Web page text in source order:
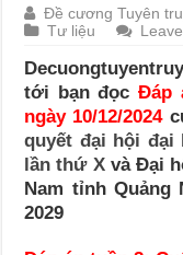
Đề cương Tuyên
Tư liệu
tới bạn đọcĐáp
ngày 10/12/2024
quyết đại hội đại
lần thứ Xvà Đại
Nam tỉnh Quảng
2029